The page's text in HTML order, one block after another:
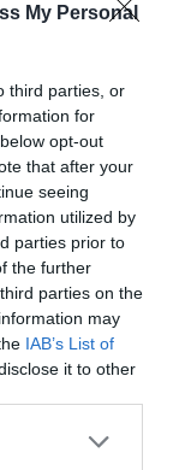
My Personal
third parties, or
for
opt-out
that after your
seeing
utilized by
parties prior to
the further
parties on the
may
IAB’s List of
it to other